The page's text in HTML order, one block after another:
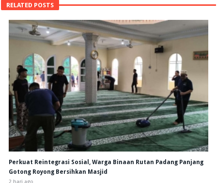
RELATED POSTS
Perkuat Reintegrasi Sosial, Warga Binaan Rutan Padang Panjang
Gotong Royong Bersihkan Masjid